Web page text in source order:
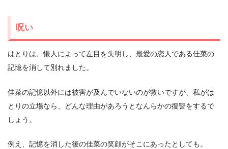
呪い
はとりは、慊人によって左目を失明し、最愛の恋人である佳菜の
記憶を消して別れました。
佳菜の記憶以外には被害が及んでいないのが救いですが、私がは
とりの立場なら、どんな理由があろうとなんらかの復讐をするで
しょう。
例え、記憶を消した後の佳菜の笑顔がそこにあったとしても。